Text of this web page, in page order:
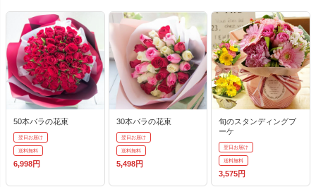
50本バラの花束
翌日お届け
送料無料
6,998円
30本バラの花束
翌日お届け
送料無料
5,498円
旬のスタンディングブ
ーケ
翌日お届け
送料無料
3,575円